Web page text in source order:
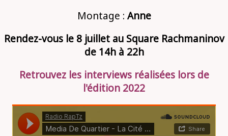
Montage : Anne
Rendez-vous le 8 juillet au Square Rachmaninov
de 14h à 22h
Retrouvez les interviews réalisées lors de
l'édition 2022